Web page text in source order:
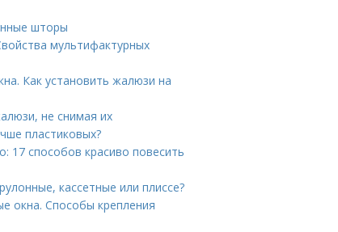
шторы
мультифактурных
Как установить жалюзи на
не снимая их
пластиковых?
17 способов красиво повесить
кассетные или плиссе?
окна. Способы крепления